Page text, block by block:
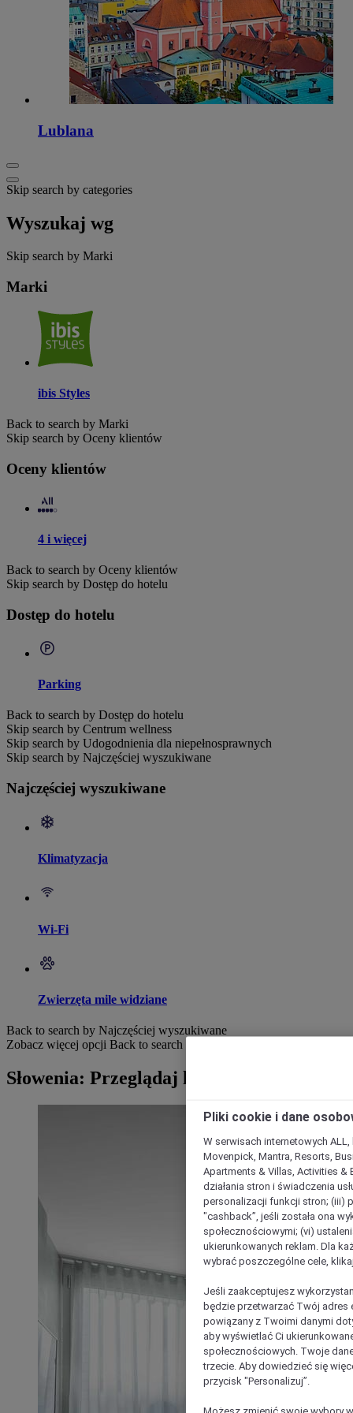
Lublana
Skip search by categories
Wyszukaj wg
Skip search by Marki
Marki
ibis Styles
Back to search by Marki
Skip search by Oceny klientów
Oceny klientów
4 i więcej
Back to search by Oceny klientów
Skip search by Dostęp do hotelu
Dostęp do hotelu
Parking
Back to search by Dostęp do hotelu
Skip search by Centrum wellness
Skip search by Udogodnienia dla niepełnosprawnych
Skip search by Najczęściej wyszukiwane
Najczęściej wyszukiwane
Klimatyzacja
Wi-Fi
Zwierzęta mile widziane
Back to search by Najczęściej wyszukiwane
Zobacz więcej opcji Back to search by categories
Słowenia: Przeglądaj hotele
Pliki cookie i dane
W serwisach internetowych
Movenpick, Mantra, Resorts,
Apartments & Villas, Activities &
działania stron i świadczenia
personalizacji funkcji stron; (iii)
"cashback”, jeśli została ona
społecznościowymi; (vi)
ukierunkowanych reklam. Dla
wybrać poszczególne cele,
Jeśli zaakceptujesz
będzie przetwarzać Twój adres
powiązany z Twoimi danymi
aby wyświetlać Ci
społecznościowych. Twoje
trzecie. Aby dowiedzieć się
przycisk "Personalizuj”.
Możesz zmienić swoje wybory